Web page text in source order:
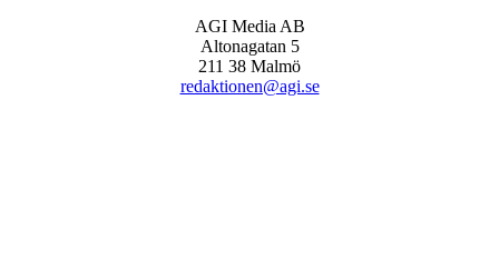
AGI Media AB
Altonagatan 5
211 38 Malmö
redaktionen@agi.se